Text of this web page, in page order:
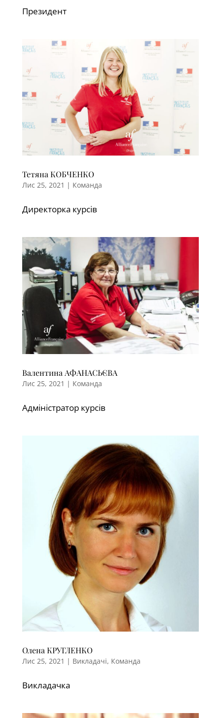
Президент
Тетяна КОБЧЕНКО
Лис 25, 2021 | Команда
Директорка курсів
Валентина АФАНАСЬЄВА
Лис 25, 2021 | Команда
Адміністратор курсів
Олена КРУГЛЕНКО
Лис 25, 2021 | Викладачі, Команда
Викладачка